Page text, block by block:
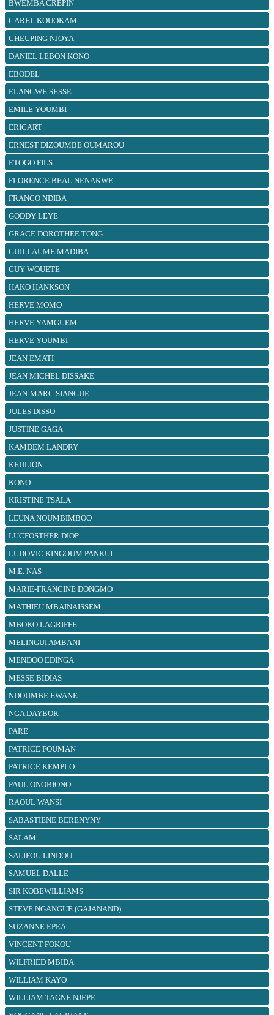
BWEMBA CREPIN
CAREL KOUOKAM
CHEUPING NJOYA
DANIEL LEBON KONO
EBODEL
ELANGWE SESSE
EMILE YOUMBI
ERICART
ERNEST DIZOUMBE OUMAROU
ETOGO FILS
FLORENCE BEAL NENAKWE
FRANCO NDIBA
GODDY LEYE
GRACE DOROTHEE TONG
GUILLAUME MADIBA
GUY WOUETE
HAKO HANKSON
HERVE MOMO
HERVE YAMGUEM
HERVE YOUMBI
JEAN EMATI
JEAN MICHEL DISSAKE
JEAN-MARC SIANGUE
JULES DISSO
JUSTINE GAGA
KAMDEM LANDRY
KEULION
KONO
KRISTINE TSALA
LEUNA NOUMBIMBOO
LUCFOSTHER DIOP
LUDOVIC KINGOUM PANKUI
M.E. NAS
MARIE-FRANCINE DONGMO
MATHIEU MBAINAISSEM
MBOKO LAGRIFFE
MELINGUI AMBANI
MENDOO EDINGA
MESSE BIDIAS
NDOUMBE EWANE
NGA DAYBOR
PARE
PATRICE FOUMAN
PATRICE KEMPLO
PAUL ONOBIONO
RAOUL WANSI
SABASTIENE BERENYNY
SALAM
SALIFOU LINDOU
SAMUEL DALLE
SIR KOBEWILLIAMS
STEVE NGANGUE (GAJANAND)
SUZANNE EPEA
VINCENT FOKOU
WILFRIED MBIDA
WILLIAM KAYO
WILLIAM TAGNE NJEPE